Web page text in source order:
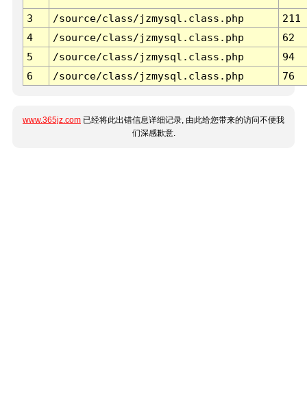
3 /source/class/jzmysql.class.php
211
4
/source/class/jzmysql.class.php
62
5
/source/class/jzmysql.class.php
94
6
/source/class/jzmysql.class.php 76
www.365jz.com 已经将此出错信息详细记录, 由此给您带来的访问不便我
们深感歉意.